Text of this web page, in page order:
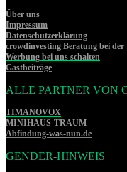
Über uns
Impressum
Datenschutzerklärung
crowdinvesting Beratung bei
Werbung bei uns schalten
Gastbeiträge
ALLE PARTNER VON
TIMANOVOX
MINIHAUS-TRAUM
Abfindung-was-nun.de
GENDER-HINWEIS